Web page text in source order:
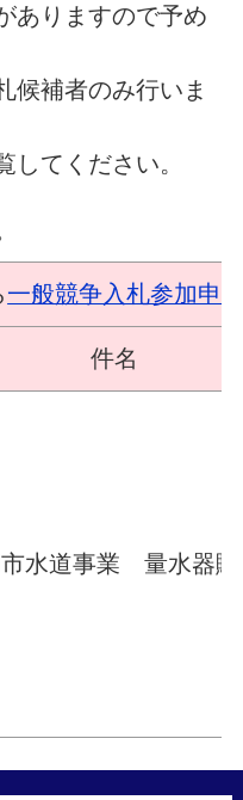
ありますので予め
候補者のみ行いま
てください。
一般競争入札参加申
件名
水道事業 量水器購